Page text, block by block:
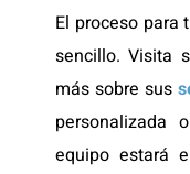
El proceso para
sencillo. Visita
más sobre sus
personalizada
equipo estará